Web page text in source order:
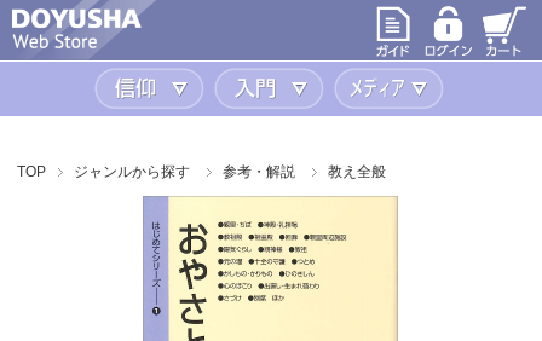
信仰 入門
TOP ジャンルから探す 参考・解説 教え全般